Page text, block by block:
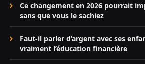
Ce changement en 2026 pourrait
sans que vous le sachiez
Faut-il parler d’argent avec ses
vraiment l’éducation financière